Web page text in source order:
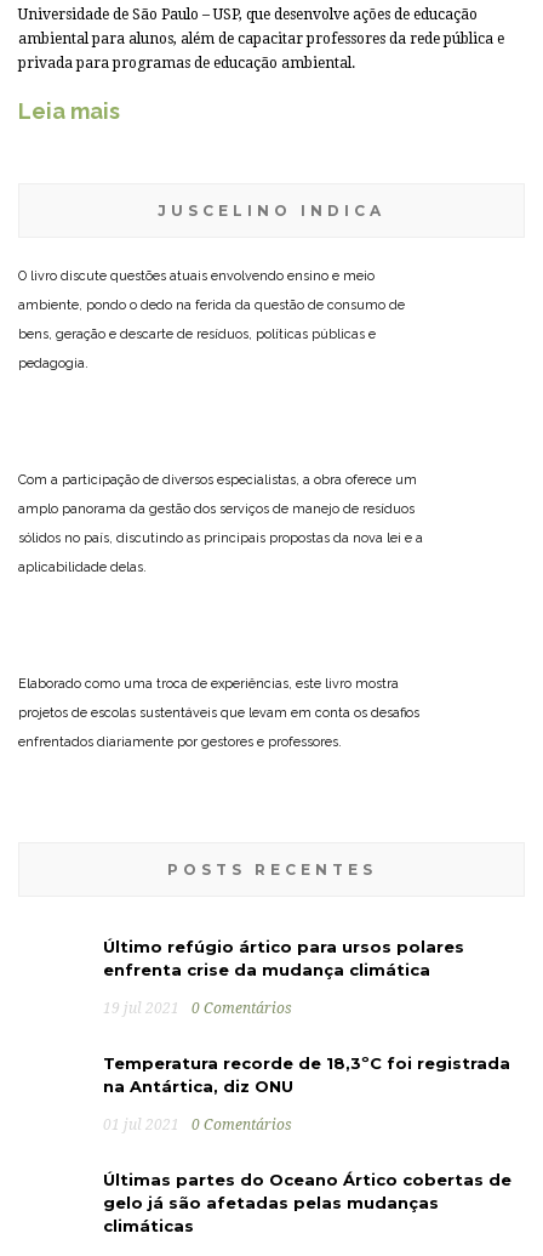
Universidade de São Paulo – USP, que desenvolve ações de educação
ambiental para alunos, além de capacitar professores da rede pública e
privada para programas de educação ambiental.
Leia mais
JUSCELINO INDICA
O livro discute questões atuais envolvendo ensino e meio
ambiente, pondo o dedo na ferida da questão de consumo de
bens, geração e descarte de resíduos, políticas públicas e
pedagogia.
Com a participação de diversos especialistas, a obra oferece um
amplo panorama da gestão dos serviços de manejo de resíduos
sólidos no país, discutindo as principais propostas da nova lei e a
aplicabilidade delas.
Elaborado como uma troca de experiências, este livro mostra
projetos de escolas sustentáveis que levam em conta os desafios
enfrentados diariamente por gestores e professores.
POSTS RECENTES
Último refúgio ártico para ursos polares
enfrenta crise da mudança climática
19 jul 2021 0 Comentários
Temperatura recorde de 18,3ºC foi registrada
na Antártica, diz ONU
01 jul 2021 0 Comentários
Últimas partes do Oceano Ártico cobertas de
gelo já são afetadas pelas mudanças
climáticas